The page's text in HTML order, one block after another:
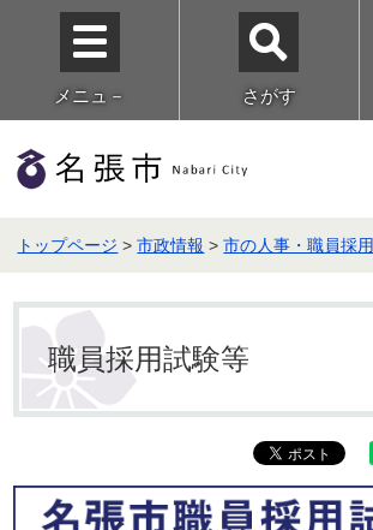
メニュ－ さがす
トップページ >市政情報 >市の人事・職員採用
職員採用試験等